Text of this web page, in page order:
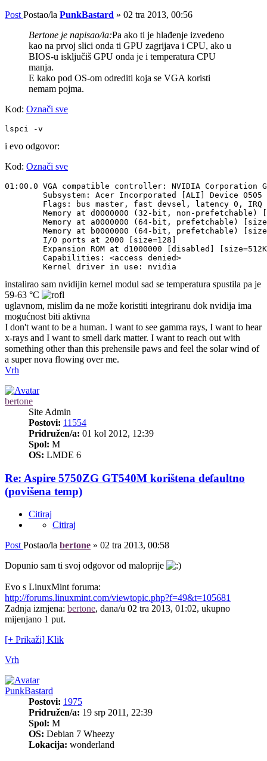
Post Postao/la PunkBastard » 02 tra 2013, 00:56
Bertone je napisao/la:Pa ako ti je hlađenje izvedeno
kao na prvoj slici onda ti GPU zagrijava i CPU, ako u
BIOS-u isključiš GPU onda je i temperatura CPU
manja.
E kako pod OS-om odrediti koja se VGA koristi
nemam pojma.
Kod: Označi sve
lspci -v
i evo odgovor:
Kod: Označi sve
01:00.0 VGA compatible controller: NVIDIA
instalirao sam nvidijin kernel modul sad se temperatura spustila pa je
59-63 °C
uglavnom, mislim da ne može koristiti integriranu dok nvidija ima
mogućnost biti aktivna
I don't want to be a human. I want to see gamma rays, I want to hear
x-rays and I want to smell dark matter. I want to reach out with
something other than this prehensile paws and feel the solar wind of
a super nova flowing over me.
Vrh
bertone
Site Admin
Postovi: 11554
Pridružen/a: 01 kol 2012, 12:39
Spol: M
OS: LMDE 6
Re: Aspire 5750ZG GT540M korištena defaultno
(povišena temp)
Citiraj
Citiraj
Post Postao/la bertone » 02 tra 2013, 00:58
Dopunio sam ti svoj odgovor od maloprije
Evo s LinuxMint foruma:
http://forums.linuxmint.com/viewtopic.php?f=49&t=105681
Zadnja izmjena: bertone, dana/u 02 tra 2013, 01:02, ukupno
mijenjano 1 put.
[+ Prikaži] Klik
Vrh
PunkBastard
Postovi: 1975
Pridružen/a: 19 srp 2011, 22:39
Spol: M
OS: Debian 7 Wheezy
Lokacija: wonderland